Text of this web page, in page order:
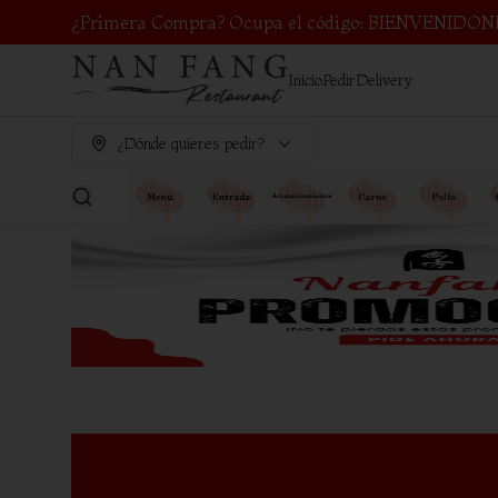
¿Primera Compra? Ocupa el código:
InicioPedirDelivery
¿Dónde quieres pedir?